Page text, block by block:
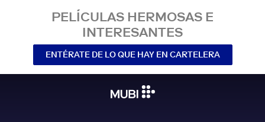
PELÍCULAS HERMOSAS E
INTERESANTES
ENTÉRATE DE LO QUE HAY EN CARTELERA